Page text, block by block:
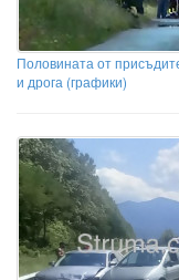
Половината от
и дрога (графики)